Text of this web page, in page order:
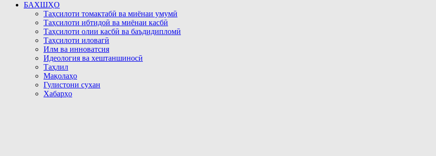
БАХШҲО
Таҳсилоти томактабӣ ва миёнаи умумӣ
Таҳсилоти ибтидоӣ ва миёнаи касбӣ
Таҳсилоти олии касбӣ ва баъдидипломӣ
Таҳсилоти иловагӣ
Илм ва инноватсия
Идеология ва хештаншиносӣ
Таҳлил
Мақолаҳо
Гулистони сухан
Хабарҳо